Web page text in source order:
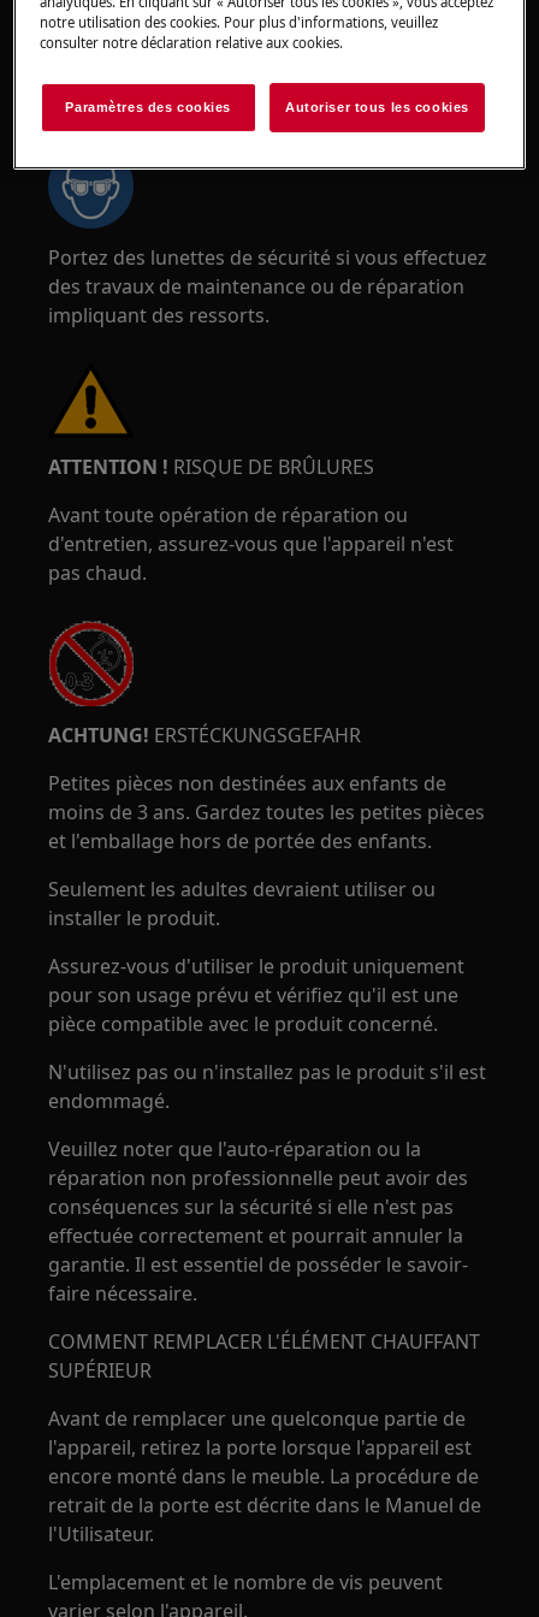
ATTENTION ! RISQUE DE BLESSURE AUX YEUX
Portez des lunettes de sécurité si vous effectuez
des travaux de maintenance ou de réparation
impliquant des ressorts.
ATTENTION ! RISQUE DE BRÛLURES
Avant toute opération de réparation ou
d'entretien, assurez-vous que l'appareil n'est
pas chaud.
ACHTUNG! ERSTÉCKUNGSGEFAHR
Petites pièces non destinées aux enfants de
moins de 3 ans. Gardez toutes les petites pièces
et l'emballage hors de portée des enfants.
Seulement les adultes devraient utiliser ou
installer le produit.
Assurez-vous d'utiliser le produit uniquement
pour son usage prévu et vérifiez qu'il est une
pièce compatible avec le produit concerné.
N'utilisez pas ou n'installez pas le produit s'il est
endommagé.
Veuillez noter que l'auto-réparation ou la
réparation non professionnelle peut avoir des
conséquences sur la sécurité si elle n'est pas
effectuée correctement et pourrait annuler la
garantie. Il est essentiel de posséder le savoir-
faire nécessaire.
COMMENT REMPLACER L'ÉLÉMENT CHAUFFANT
SUPÉRIEUR
Avant de remplacer une quelconque partie de
l'appareil, retirez la porte lorsque l'appareil est
encore monté dans le meuble. La procédure de
retrait de la porte est décrite dans le Manuel de
l'Utilisateur.
L'emplacement et le nombre de vis peuvent
varier selon l'appareil.
notre utilisation des cookies. Pour plus d'informations, veuillez
consulter notre déclaration relative aux cookies.
Paramètres des cookies Autoriser tous les cookies